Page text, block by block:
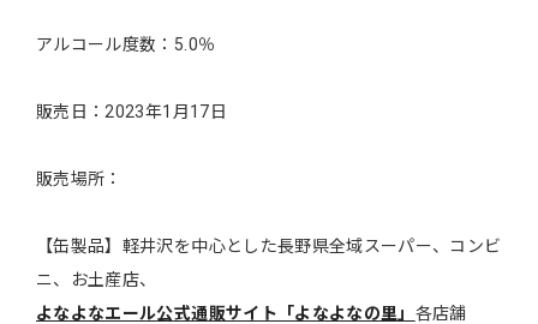
アルコール度数：5.0％
販売日：2023年1月17日
販売場所：
【缶製品】軽井沢を中心とした長野県全域スーパー、コンビ
ニ、お土産店、
よなよなエール公式通販サイト「よなよなの里」 各店舗